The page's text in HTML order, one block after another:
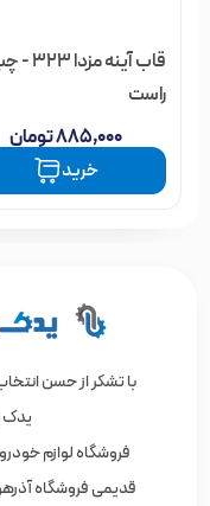
قاب آینه
راست
۸۸۵,۰۰۰تومان
۸۹۰,۰۰۰
قاب آینه مزدا 323 - چپ و راست عدد
خرید
با تشکر از حسن
یدک
فروشگاه لوازم